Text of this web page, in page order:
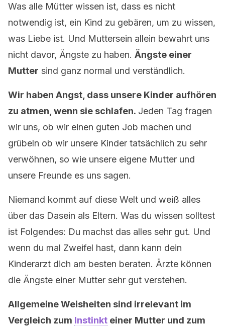
Was alle Mütter wissen ist, dass es nicht
notwendig ist, ein Kind zu gebären, um zu wissen,
was Liebe ist. Und Muttersein allein bewahrt uns
nicht davor, Ängste zu haben. Ängste einer
Mutter sind ganz normal und verständlich.
Wir haben Angst, dass unsere Kinder aufhören
zu atmen, wenn sie schlafen. Jeden Tag fragen
wir uns, ob wir einen guten Job machen und
grübeln ob wir unsere Kinder tatsächlich zu sehr
verwöhnen, so wie unsere eigene Mutter und
unsere Freunde es uns sagen.
Niemand kommt auf diese Welt und weiß alles
über das Dasein als Eltern. Was du wissen solltest
ist Folgendes: Du machst das alles sehr gut. Und
wenn du mal Zweifel hast, dann kann dein
Kinderarzt dich am besten beraten. Ärzte können
die Ängste einer Mutter sehr gut verstehen.
Allgemeine Weisheiten sind irrelevant im
Vergleich zum Instinkt einer Mutter und zum